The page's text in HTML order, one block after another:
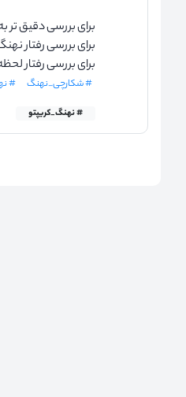
برای بررسی دقیق تر
برای بررسی رفتار
برای بررسی رفتار
# شکارچی_نهنگ #
# نهنگ_کریپتو